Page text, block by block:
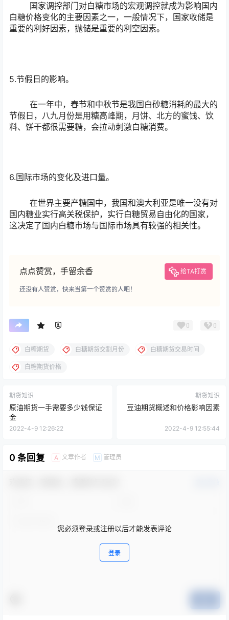
国家调控部门对白糖市场的宏观调控就成为影响国内
白糖价格变化的主要因素之一，一般情况下，国家收储是
重要的利好因素，抛储是重要的利空因素。
5.节假日的影响。
在一年中，春节和中秋节是我国白砂糖消耗的最大的
节假日，八九月份是用糖高峰期，月饼、北方的蜜饯、饮
料、饼干都很需要糖，会拉动刺激白糖消费。
6.国际市场的变化及进口量。
在世界主要产糖国中，我国和澳大利亚是唯一没有对
国内糖业实行高关税保护，实行白糖贸易自由化的国家，
这决定了国内白糖市场与国际市场具有较强的相关性。
点点赞赏，手留余香 给TA打赏
还没有人赞赏，快来当第一个赞赏的人吧！
0 0
白糖期货 白糖期货交割月份 白糖期货交易时间
白糖期货价格
期货知识
原油期货一手需要多少钱保证
金
2022-4-9 12:26:22
期货知识
豆油期货概述和价格影响因素
2022-4-9 12:55:44
0 条回复 A 文章作者 M 管理员
您必须登录或注册以后才能发表评论
登录